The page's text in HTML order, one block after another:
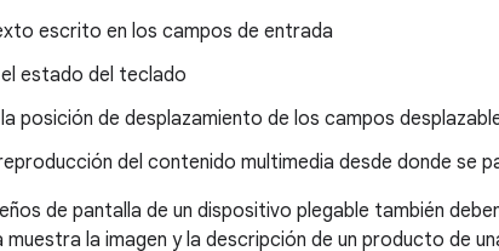
escrito en los campos de entrada
estado del teclado
posición de desplazamiento de los campos
del contenido multimedia desde donde se
de pantalla de un dispositivo plegable también
muestra la imagen y la descripción de un producto de